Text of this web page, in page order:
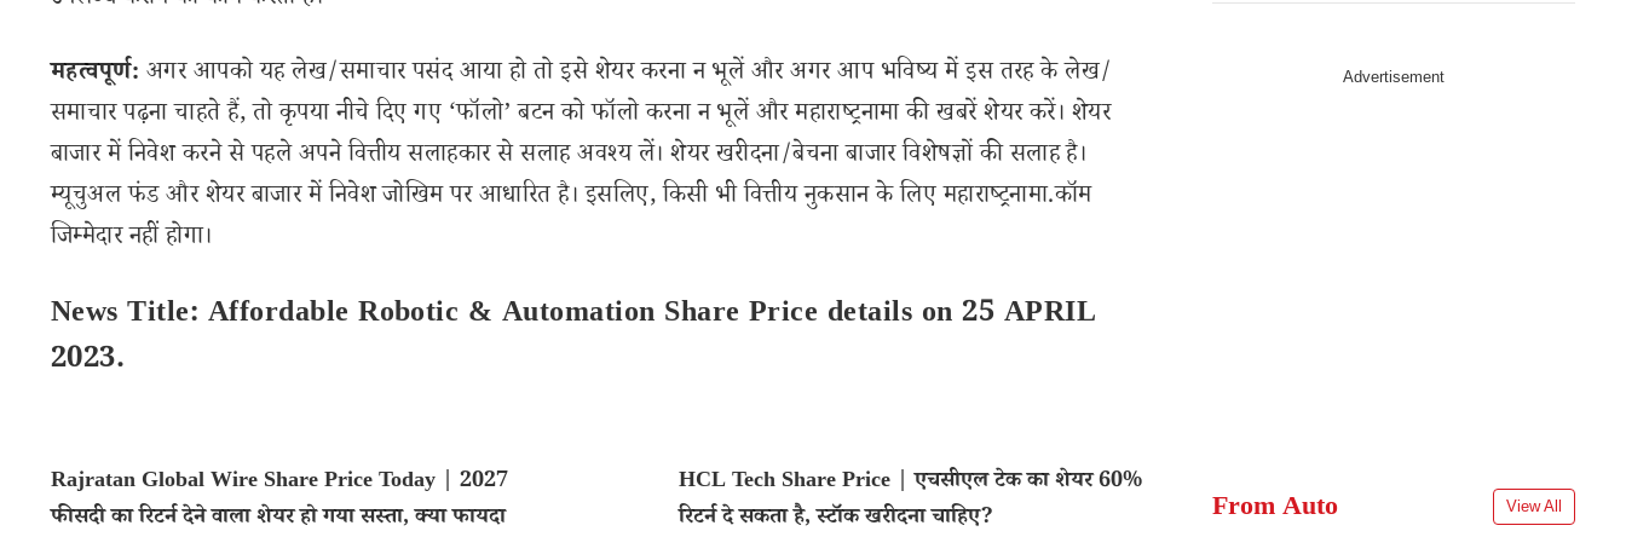
महत्वपूर्ण: अगर आपको यह लेख/समाचार पसंद आया हो तो इसे शेयर करना न भूलें और अगर आप भविष्य में इस तरह के लेख/
समाचार पढ़ना चाहते हैं, तो कृपया नीचे दिए गए ‘फॉलो’ बटन को फॉलो करना न भूलें और महाराष्ट्रनामा की खबरें शेयर करें। शेयर
बाजार में निवेश करने से पहले अपने वित्तीय सलाहकार से सलाह अवश्य लें। शेयर खरीदना/बेचना बाजार विशेषज्ञों की सलाह है।
म्यूचुअल फंड और शेयर बाजार में निवेश जोखिम पर आधारित है। इसलिए, किसी भी वित्तीय नुकसान के लिए महाराष्ट्रनामा.कॉम
जिम्मेदार नहीं होगा।
News Title: Affordable Robotic & Automation Share Price details on 25 APRIL
2023.
Rajratan Global Wire Share Price Today | 2027
फीसदी का रिटर्न देने वाला शेयर हो गया सस्ता, क्या फायदा
HCL Tech Share Price | एचसीएल टेक का शेयर 60%
रिटर्न दे सकता है, स्टॉक खरीदना चाहिए?
का रेट
From Auto View All